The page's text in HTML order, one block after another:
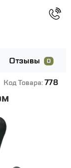
Отзывы 0
Код Товара: 778